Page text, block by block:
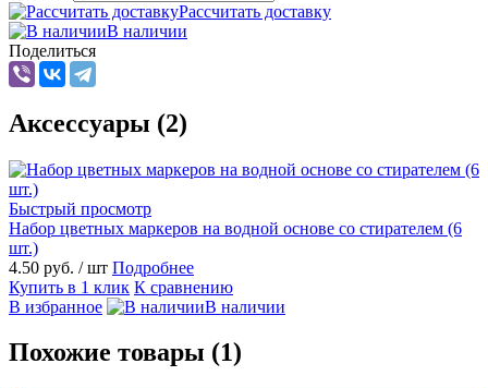
Рассчитать доставку
В наличии
Поделиться
Аксессуары (2)
Быстрый просмотр
Набор цветных маркеров на водной основе со стирателем (6
шт.)
4.50 руб. / шт Подробнее
Купить в 1 клик К сравнению
В избранное
В наличии
Похожие товары (1)